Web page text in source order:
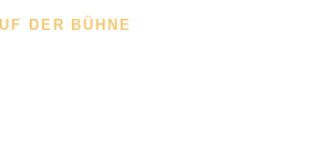
DER BÜHNE